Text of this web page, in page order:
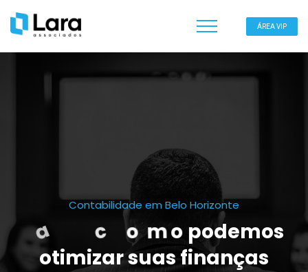
ÁREA VIP
Contabilidade em Belo Horizonte
e s br como podemos
otimizarsuas finanças